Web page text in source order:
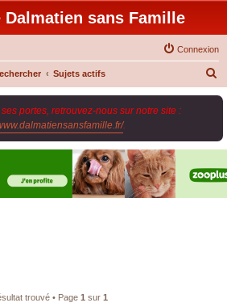
Dalmatien sans Famille
Connexion
Sujets actifs
e
r
portes, retrouvez-nous sur notre site :
.
trouvé • Page 1 sur 1